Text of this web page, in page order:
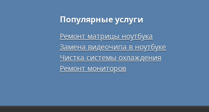
Популярные услуги
Ремонт матрицы ноутбука
Замена видеочипа в ноутбуке
Чистка системы охлаждения
Ремонт мониторов